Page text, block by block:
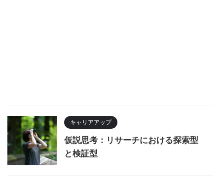
キャリアアップ
仮説思考：リサーチにおける探索型
と検証型